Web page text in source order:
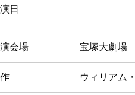
日
会場 宝塚大劇場
ウィリアム